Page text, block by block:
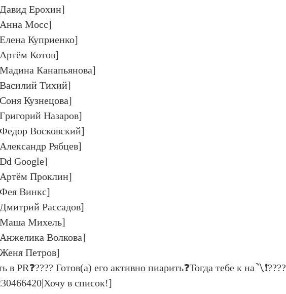
Ерохин]
Мосс]
Куприенко]
Котов]
Канапьянова]
Тихий]
Кузнецова]
Назаров]
Восковский]
Рябцев]
Google]
Проклин]
Винкс]
Рассадов]
Михель]
Волкова]
Петров]
PR❓???? Готов(а) его активно пиарить❓Тогда тебе к на〽❗????
в список!]